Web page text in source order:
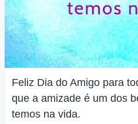
Feliz Dia do Amigo para
que a amizade é um dos
temos na vida.